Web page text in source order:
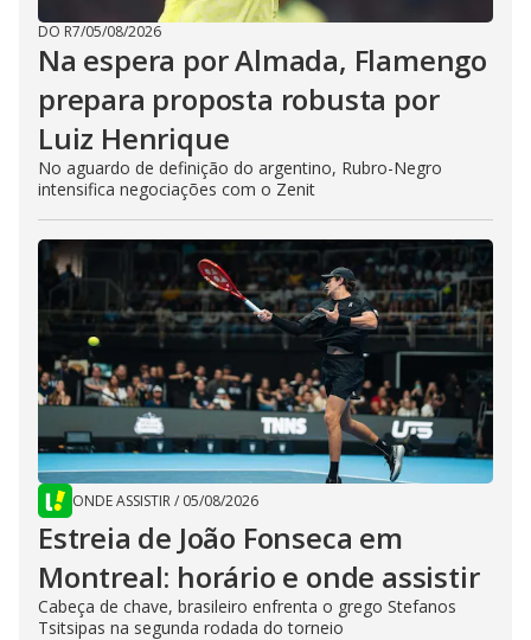
DO R7/05/08/2026
Na espera por Almada, Flamengo
prepara proposta robusta por
Luiz Henrique
No aguardo de definição do argentino, Rubro-Negro
intensifica negociações com o Zenit
ONDE ASSISTIR/ 05/08/2026
Estreia de João Fonseca em
Montreal: horário e onde assistir
Cabeça de chave, brasileiro enfrenta o grego Stefanos
Tsitsipas na segunda rodada do torneio